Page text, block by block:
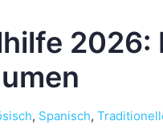
2026:
Spanisch